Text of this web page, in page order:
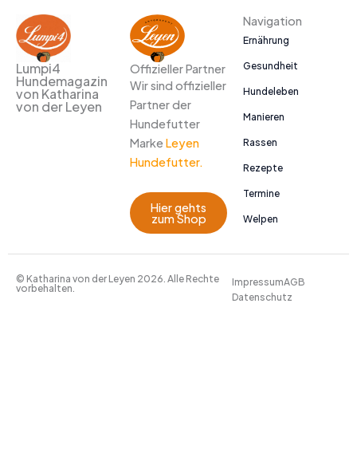
Lumpi4
Hundemagazin
von Katharina
von der Leyen
Offizieller Partner
Wir sind offizieller
Partner der
Hundefutter
Marke Leyen
Hundefutter.
Hier gehts
zum Shop
Navigation
Ernährung
Gesundheit
Hundeleben
Manieren
Rassen
Rezepte
Termine
Welpen
© Katharina von der Leyen 2026. Alle Rechte
vorbehalten.
ImpressumAGB
Datenschutz